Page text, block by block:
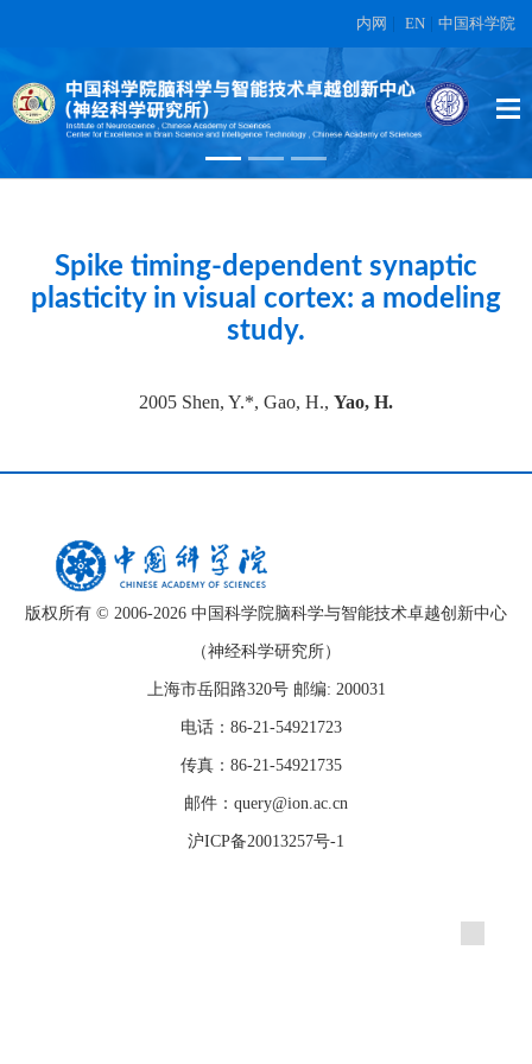
内网 EN 中国科学院
High-dimensional topographic
organization of visual features in the
primate temporal lobe.
在另外数据表中
Spike timing-dependent synaptic
plasticity in visual cortex: a modeling
study.
2005 Shen, Y.*, Gao, H., Yao, H.
版权所有 © 2006-2026 中国科学院脑科学与智能技术卓越创新中心
（神经科学研究所）
上海市岳阳路320号 邮编: 200031
电话：86-21-54921723
传真：86-21-54921735
邮件：query@ion.ac.cn
沪ICP备20013257号-1